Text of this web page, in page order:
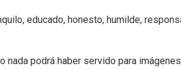
educado, honesto, humilde,
nada podrá haber servido para